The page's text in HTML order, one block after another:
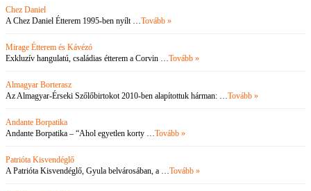
Chez Daniel
A Chez Daniel Étterem 1995-ben nyílt …Tovább »
Mirage Étterem és Kávézó
Exkluzív hangulatú, családias étterem a Corvin …Tovább »
Almagyar Borterasz
Az Almagyar-Érseki Szőlőbirtokot 2010-ben alapítottuk hárman: …Tovább »
Andante Borpatika
Andante Borpatika – “Ahol egyetlen korty …Tovább »
Patrióta Kisvendéglő
A Patrióta Kisvendéglő, Gyula belvárosában, a …Tovább »